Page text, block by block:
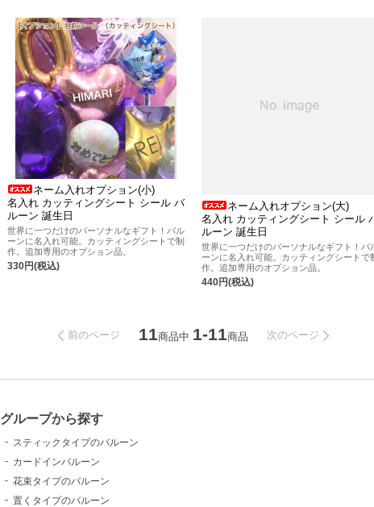
ネーム入れオプション(小)
名入れ カッティングシート シール バ
ルーン 誕生日
世界に一つだけのパーソナルなギフト！バル
ーンに名入れ可能。カッティングシートで制
作。追加専用のオプション品。
330円(税込)
ネーム入れオプション(大)
名入れ カッティングシート シール
ルーン 誕生日
世界に一つだけのパーソナルなギフト！バ
ーンに名入れ可能。カッティングシートで
作。追加専用のオプション品。
440円(税込)
前のページ 11商品中 1-11商品 次のページ
グループから探す
スティックタイプのバルーン
カードインバルーン
花束タイプのバルーン
置くタイプのバルーン